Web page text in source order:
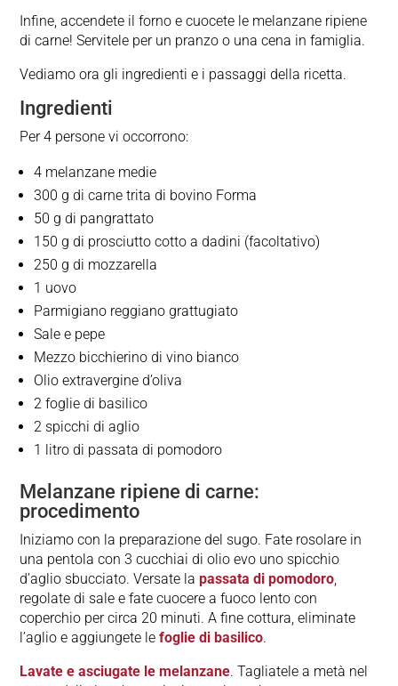
Infine, accendete il forno e cuocete le melanzane ripiene
di carne! Servitele per un pranzo o una cena in famiglia.
Vediamo ora gli ingredienti e i passaggi della ricetta.
Ingredienti
Per 4 persone vi occorrono:
4 melanzane medie
300 g di carne trita di bovino Forma
50 g di pangrattato
150 g di prosciutto cotto a dadini (facoltativo)
250 g di mozzarella
1 uovo
Parmigiano reggiano grattugiato
Sale e pepe
Mezzo bicchierino di vino bianco
Olio extravergine d’oliva
2 foglie di basilico
2 spicchi di aglio
1 litro di passata di pomodoro
Melanzane ripiene di carne:
procedimento
Iniziamo con la preparazione del sugo. Fate rosolare in
una pentola con 3 cucchiai di olio evo uno spicchio
d’aglio sbucciato. Versate la passata di pomodoro,
regolate di sale e fate cuocere a fuoco lento con
coperchio per circa 20 minuti. A fine cottura, eliminate
l’aglio e aggiungete lefoglie di basilico.
Lavate e asciugate le melanzane. Tagliatele a metà nel